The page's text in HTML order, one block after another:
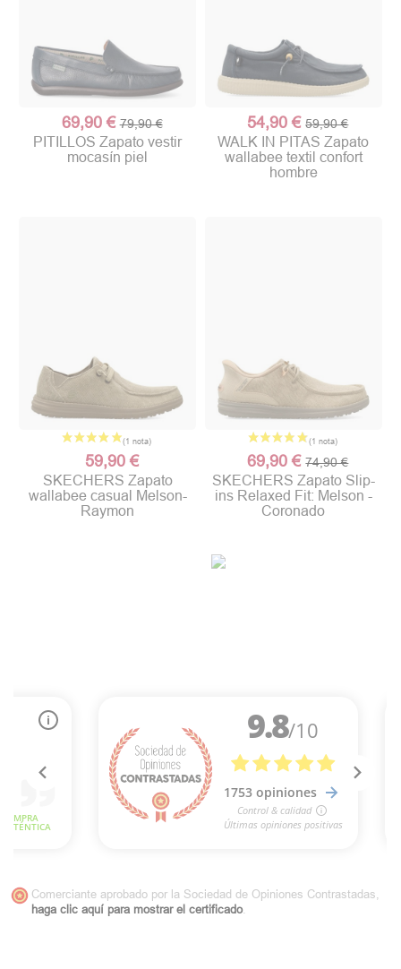
69,90 € 79,90 €
PITILLOS Zapato vestir
mocasín piel
54,90 € 59,90 €
WALK IN PITAS Zapato
wallabee textil confort
hombre
59,90 €
SKECHERS Zapato
wallabee casual Melson-
Raymon
69,90 € 74,90 €
SKECHERS Zapato Slip-
ins Relaxed Fit: Melson -
Coronado
Comerciante aprobado por la Sociedad de Opiniones Contrastadas,
haga clic aquí para mostrar el certificado.